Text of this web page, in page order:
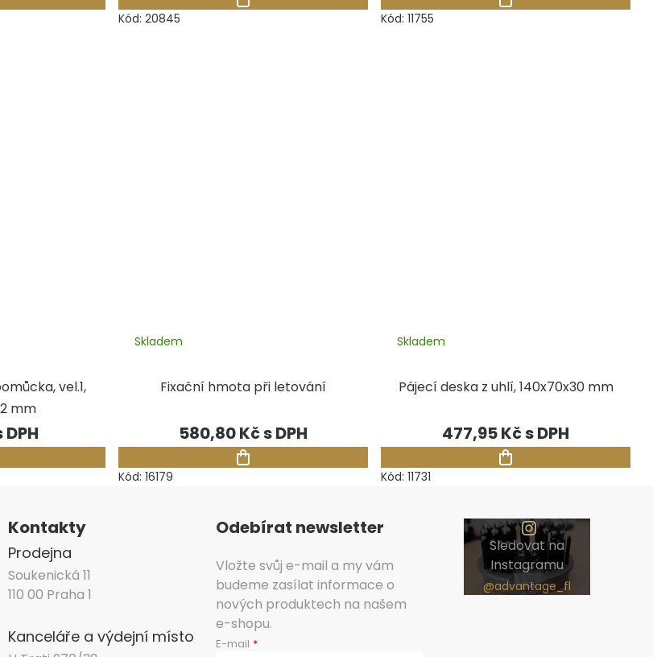
Kód: 20845 Kód: 11755
vel.1,
mm
Fixační hmota při letování
Skladem
580,80 Kč
Kód: 16179
Pájecí deska z uhlí, 140x70x30 mm
Skladem
477,95 Kč
Kód: 11731
Kontakty
Prodejna
Soukenická 11
110 00 Praha 1
Kanceláře a výdejní místo
Odebírat newsletter
Vložte svůj e-mail a my vám
budeme zasílat informace o
nových produktech na našem
e-shopu.
E-mail
Sledovat na
Instagramu